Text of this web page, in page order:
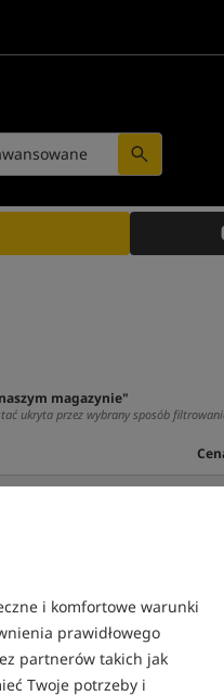
i komfortowe warunki
prawidłowego
partnerów takich jak
Twoje potrzeby i
magazynie"
ukryta przez wybrany sposób
PRODUKT